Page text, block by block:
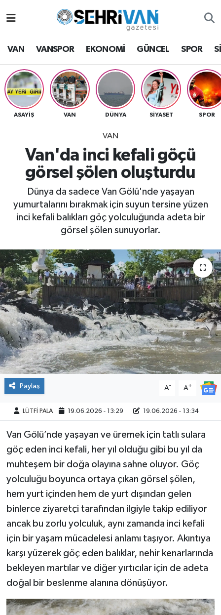
VAN VANSPOR EKONOMİ GÜNCEL SPOR
ASAYİŞ VAN DÜNYA SİYASET SPOR
VAN
Van'da inci kefali göçü
görsel şölen oluşturdu
Dünya da sadece Van Gölü'nde yaşayan
yumurtalarını bırakmak için suyun tersine yüzen
inci kefali balıkları göç yolculuğunda adeta bir
görsel şölen sunuyorlar.
Paylaş A- A+
LÜTFİ PALA 19.06.2026 - 13:29 19.06.2026 - 13:34
Van Gölü’nde yaşayan ve üremek için tatlı sulara
göç eden inci kefali, her yıl olduğu gibi bu yıl da
muhteşem bir doğa olayına sahne oluyor. Göç
yolculuğu boyunca ortaya çıkan görsel şölen,
hem yurt içinden hem de yurt dışından gelen
binlerce ziyaretçi tarafından ilgiyle takip ediliyor
ancak bu zorlu yolculuk, aynı zamanda inci kefali
için bir yaşam mücadelesi anlamı taşıyor. Akıntıya
karşı yüzerek göç eden balıklar, nehir kenarlarında
bekleyen martılar ve diğer yırtıcılar için de adeta
doğal bir beslenme alanına dönüşüyor.
Van Hava Durumu
VAN Namaz Vakitleri
Van Trafik Yoğunluk Haritası
Süper Lig Puan Durumu ve Fikstür
Tüm Manşetler
Son Dakika Haberleri
Haber Arşivi